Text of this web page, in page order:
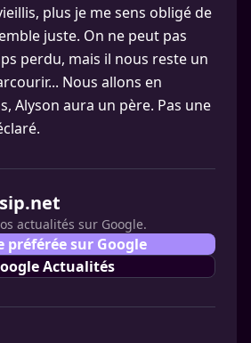
plus je me sens obligé de
juste. On ne peut pas
perdu, mais il nous reste un
Nous allons en
Alyson aura un père. Pas une
actualités sur Google.
préférée sur Google
Actualités